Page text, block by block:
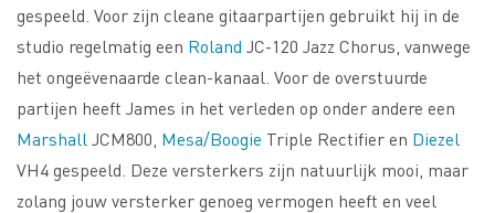
gespeeld. Voor zijn cleane gitaarpartijen gebruikt hij in de
studio regelmatig een Roland JC-120 Jazz Chorus, vanwege
het ongeëvenaarde clean-kanaal. Voor de overstuurde
partijen heeft James in het verleden op onder andere een
Marshall JCM800, Mesa/Boogie Triple Rectifier en Diezel
VH4 gespeeld. Deze versterkers zijn natuurlijk mooi, maar
zolang jouw versterker genoeg vermogen heeft en veel